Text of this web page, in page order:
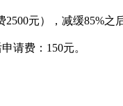
元），减缓85%之
请费：150元。